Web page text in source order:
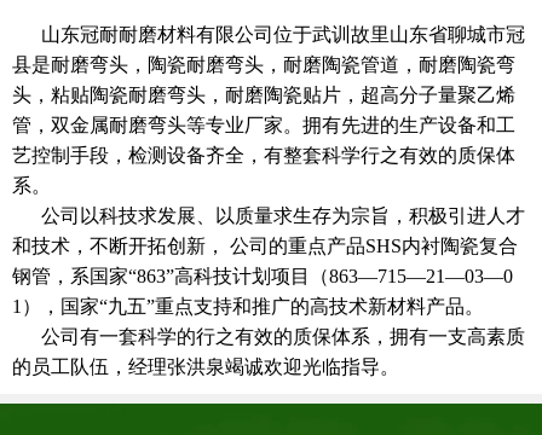
山东冠耐耐磨材料有限公司位于武训故里山东省聊城市冠
县是耐磨弯头，陶瓷耐磨弯头，耐磨陶瓷管道，耐磨陶瓷弯
头，粘贴陶瓷耐磨弯头，耐磨陶瓷贴片，超高分子量聚乙烯
管，双金属耐磨弯头等专业厂家。拥有先进的生产设备和工
艺控制手段，检测设备齐全，有整套科学行之有效的质保体
系。
公司以科技求发展、以质量求生存为宗旨，积极引进人才
和技术，不断开拓创新， 公司的重点产品SHS内衬陶瓷复合
钢管，系国家“863”高科技计划项目（863—715—21—03—0
1），国家“九五”重点支持和推广的高技术新材料产品。
公司有一套科学的行之有效的质保体系，拥有一支高素质
的员工队伍，经理张洪泉竭诚欢迎光临指导。